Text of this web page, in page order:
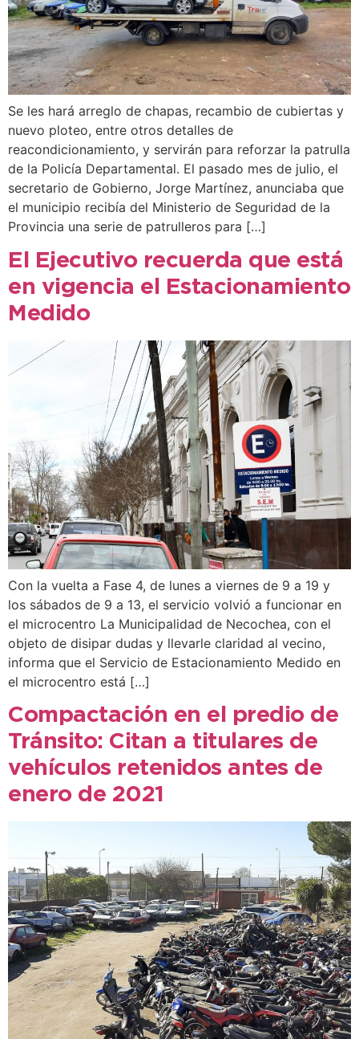
Se les hará arreglo de chapas, recambio de cubiertas y
nuevo ploteo, entre otros detalles de
reacondicionamiento, y servirán para reforzar la patrulla
de la Policía Departamental. El pasado mes de julio, el
secretario de Gobierno, Jorge Martínez, anunciaba que
el municipio recibía del Ministerio de Seguridad de la
Provincia una serie de patrulleros para […]
El Ejecutivo recuerda que está
en vigencia el Estacionamiento
Medido
Con la vuelta a Fase 4, de lunes a viernes de 9 a 19 y
los sábados de 9 a 13, el servicio volvió a funcionar en
el microcentro La Municipalidad de Necochea, con el
objeto de disipar dudas y llevarle claridad al vecino,
informa que el Servicio de Estacionamiento Medido en
el microcentro está […]
Compactación en el predio de
Tránsito: Citan a titulares de
vehículos retenidos antes de
enero de 2021